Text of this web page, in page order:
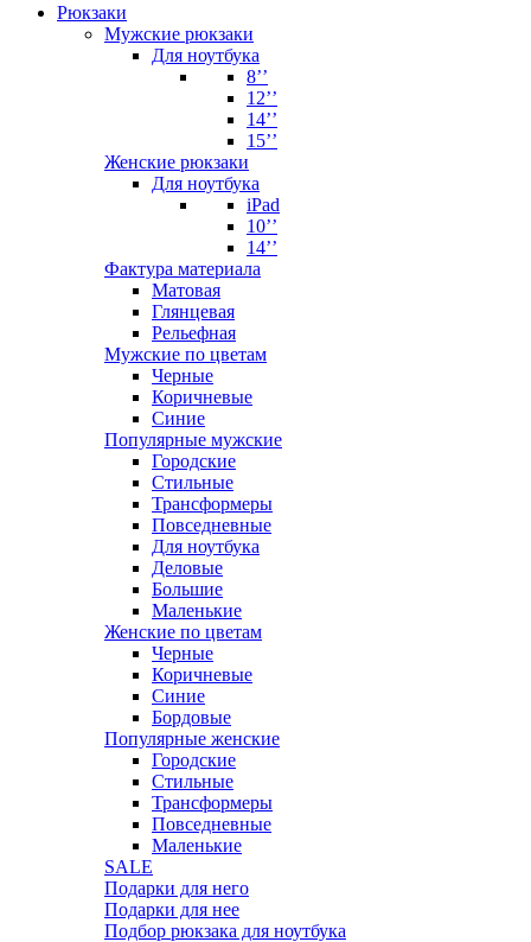
Рюкзаки
Мужские рюкзаки
Для ноутбука
8’’
12’’
14’’
15’’
Женские рюкзаки
Для ноутбука
iPad
10’’
14’’
Фактура материала
Матовая
Глянцевая
Рельефная
Мужские по цветам
Черные
Коричневые
Синие
Популярные мужские
Городские
Стильные
Трансформеры
Повседневные
Для ноутбука
Деловые
Большие
Маленькие
Женские по цветам
Черные
Коричневые
Синие
Бордовые
Популярные женские
Городские
Стильные
Трансформеры
Повседневные
Маленькие
SALE
Подарки для него
Подарки для нее
Подбор рюкзака для ноутбука